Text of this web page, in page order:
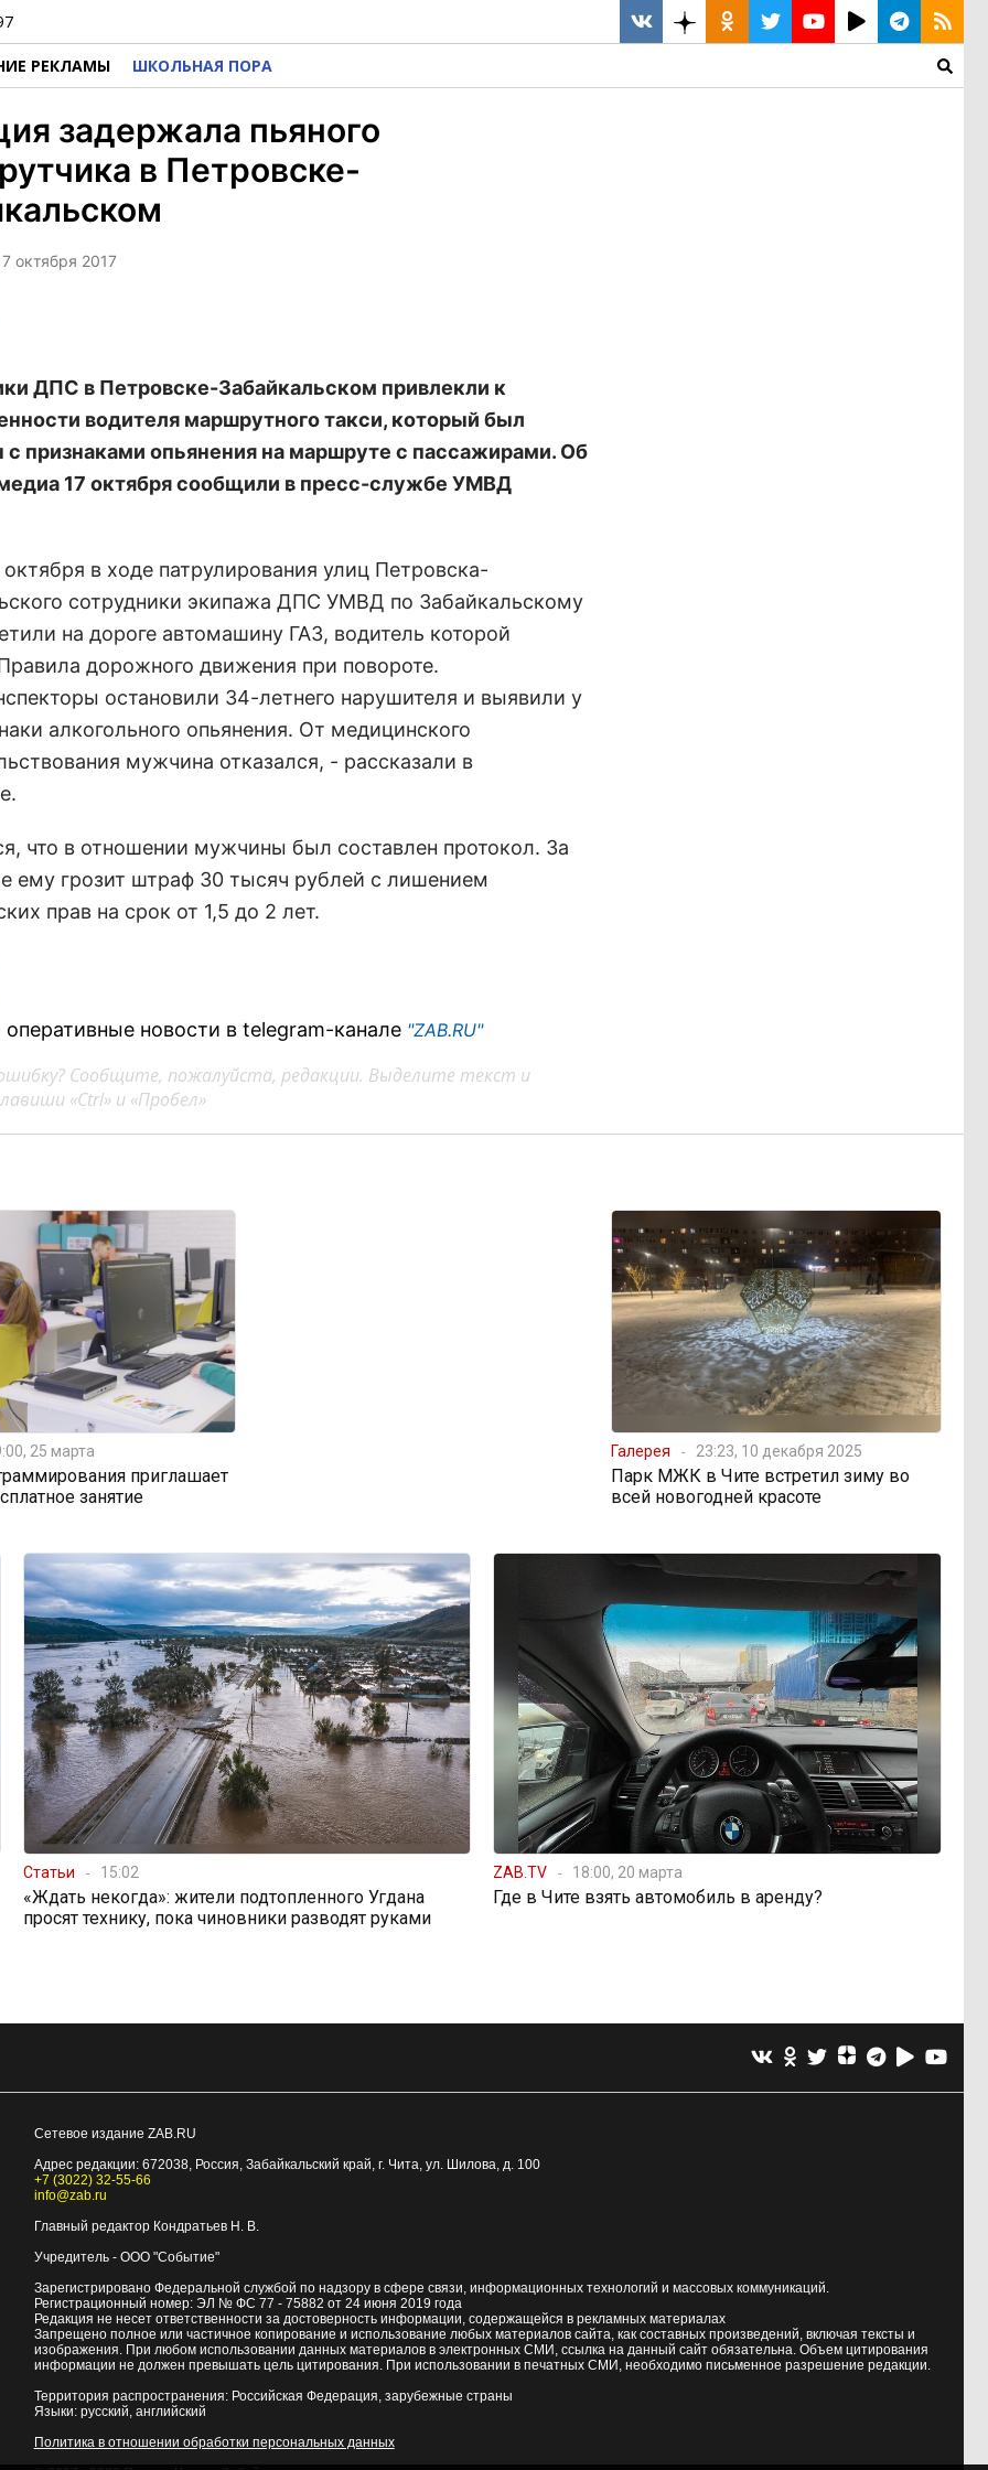
РЕКЛАМЫ ШКОЛЬНАЯ ПОРА
задержала пьяного
в Петровске-
октября 2017
ДПС в Петровске-Забайкальском привлекли к
водителя маршрутного такси, который был
с признаками опьянения на маршруте с пассажирами. Об
17 октября сообщили в пресс-службе УМВД
в ходе патрулирования улиц Петровска-
сотрудники экипажа ДПС УМВД по Забайкальскому
на дороге автомашину ГАЗ, водитель которой
дорожного движения при повороте.
остановили 34-летнего нарушителя и выявили у
алкогольного опьянения. От медицинского
мужчина отказался, - рассказали в
что в отношении мужчины был составлен протокол. За
ему грозит штраф 30 тысяч рублей с лишением
прав на срок от 1,5 до 2 лет.
новости в telegram-канале "ZAB.RU"
Сообщите, пожалуйста, редакции. Выделите текст и
«Ctrl» и «Пробел»
25 марта
приглашает
занятие
Галерея 23:23, 10 декабря 2025
Парк МЖК в Чите встретил зиму во
всей новогодней красоте
Статьи 15:02
«Ждать некогда»: жители подтопленного Угдана
просят технику, пока чиновники разводят руками
ZAB.TV 18:00, 20 марта
Где в Чите взять автомобиль в аренду?
Сетевое издание ZAB.RU
Адрес редакции: 672038, Россия, Забайкальский край, г. Чита, ул. Шилова, д. 100
+7 (3022) 32-55-66
info@zab.ru
Главный редактор Кондратьев Н. В.
Учредитель - ООО "Событие"
Зарегистрировано Федеральной службой по надзору в сфере связи, информационных технологий и массовых коммуникаций.
Регистрационный номер: ЭЛ № ФС 77 - 75882 от 24 июня 2019 года
Редакция не несет ответственности за достоверность информации, содержащейся в рекламных материалах
Запрещено полное или частичное копирование и использование любых материалов сайта, как составных произведений, включая тексты и
изображения. При любом использовании данных материалов в электронных СМИ, ссылка на данный сайт обязательна. Объем цитирования
информации не должен превышать цель цитирования. При использовании в печатных СМИ, необходимо письменное разрешение редакции.
Территория распространения: Российская Федерация, зарубежные страны
Языки: русский, английский
Политика в отношении обработки персональных данных